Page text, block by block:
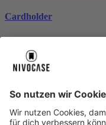
Cardholder
black
€ 26,99